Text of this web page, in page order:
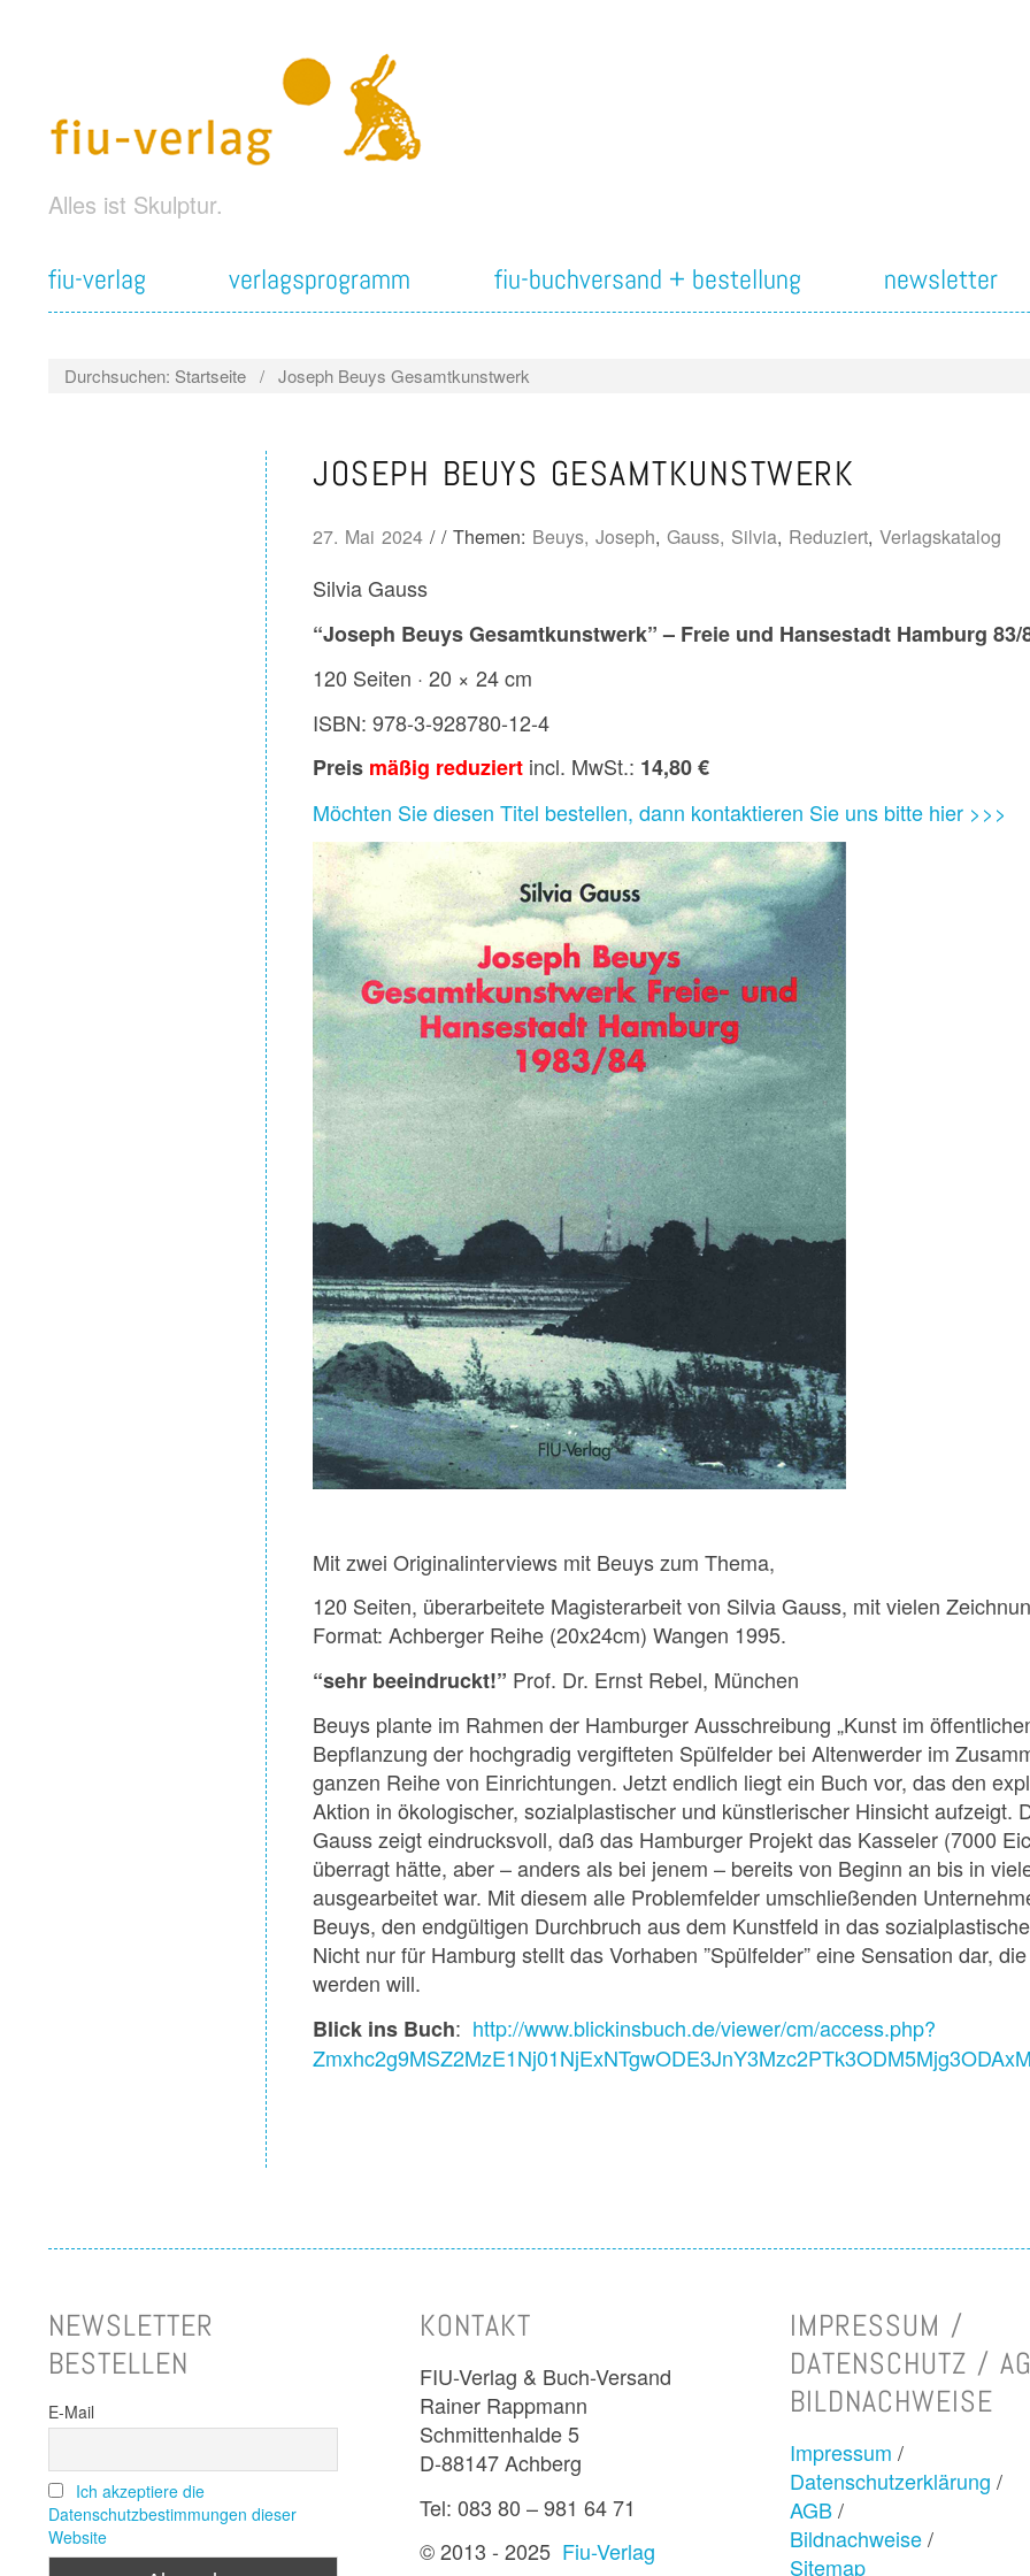
Alles ist Skulptur.
fiu-verlag verlagsprogramm fiu-buchversand + bestellung newsletter
Durchsuchen: Startseite / Joseph Beuys Gesamtkunstwerk
JOSEPH BEUYS GESAMTKUNSTWERK
27. Mai 2024 / / Themen: Beuys, Joseph, Gauss, Silvia, Reduziert, Verlagskatalog
Silvia Gauss
“Joseph Beuys Gesamtkunstwerk” – Freie und Hansestadt Hamburg 83/
120 Seiten · 20 × 24 cm
ISBN: 978-3-928780-12-4
Preis mäßig reduziert incl. MwSt.: 14,80 €
Möchten Sie diesen Titel bestellen, dann kontaktieren Sie uns bitte hier >>>
Mit zwei Originalinterviews mit Beuys zum Thema,
120 Seiten, überarbeitete Magisterarbeit von Silvia Gauss, mit vielen
Format: Achberger Reihe (20x24cm) Wangen 1995.
“sehr beeindruckt!” Prof. Dr. Ernst Rebel, München
Beuys plante im Rahmen der Hamburger Ausschreibung „Kunst im
Bepflanzung der hochgradig vergifteten Spülfelder bei Altenwerder im
ganzen Reihe von Einrichtungen. Jetzt endlich liegt ein Buch vor, das den
Aktion in ökologischer, sozialplastischer und künstlerischer Hinsicht aufzeigt.
Gauss zeigt eindrucksvoll, daß das Hamburger Projekt das Kasseler (7000
überragt hätte, aber – anders als bei jenem – bereits von Beginn an bis in
ausgearbeitet war. Mit diesem alle Problemfelder umschließenden
Beuys, den endgültigen Durchbruch aus dem Kunstfeld in das
Nicht nur für Hamburg stellt das Vorhaben ”Spülfelder” eine Sensation dar,
werden will.
Blick ins Buch: http://www.blickinsbuch.de/viewer/cm/access.php?
NEWSLETTER
BESTELLEN
E-Mail
Ich akzeptiere die
Datenschutzbestimmungen dieser
Website
KONTAKT
FIU-Verlag & Buch-Versand
Rainer Rappmann
Schmittenhalde 5
D-88147 Achberg
Tel: 083 80 – 981 64 71
© 2013 - 2025 Fiu-Verlag
IMPRESSUM /
DATENSCHUTZ /
BILDNACHWEISE
Impressum /
Datenschutzerklärung /
AGB/
Bildnachweise/
Sitemap